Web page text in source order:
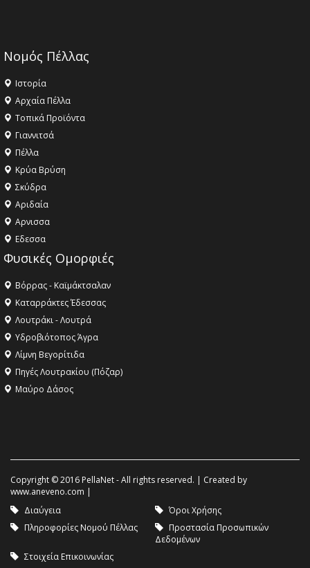
Νομός Πέλλας
Ιστορία
Αρχαία Πέλλα
Τοπικά Προϊόντα
Γιαννιτσά
Πέλλα
Κρύα Βρύση
Σκύδρα
Αριδαία
Aρνισσα
Eδεσσα
Φυσικές Ομορφιές
Βόρρας - Καϊμάκτσαλαν
Καταρράκτες Έδεσσας
Λουτράκι - Λουτρά
Υδροβιότοπος Άγρα
Λίμνη Βεγορίτιδα
Πηγές Λουτρακίου (Πόζαρ)
Μαύρο Δάσος
Copyright © 2016 PellaNet - All rights reserved. | Created by
www.aneveno.com |
Διαύγεια
Όροι Χρήσης
Πληροφορίες Νομού Πέλλας
Προστασία Προσωπικών
Δεδομένων
Στοιχεία Επικοινωνίας